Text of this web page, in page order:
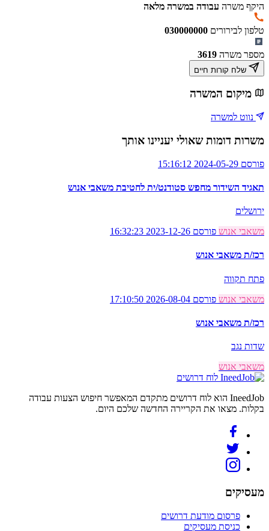
היקף משרה עבודה במשרה מלאה
טלפון לבירורים 030000000
מספר משרה 3619
מיקום המשרה
נווט למשרה
משרות דומות שאולי יעניינו אותך
פורסם 2024-05-29 15:16:12
תאגיד השידור מחפש סטודנט/ית לחטיבת משאבי אנוש
ירושלים
משאבי אנוש פורסם 2023-12-26 16:32:23
רכז/ת משאבי אנוש
פתח תקווה
משאבי אנוש פורסם 2026-08-04 17:10:50
רכז/ת משאבי אנוש
שדות נגב
משאבי אנוש
לוח דרושים
IneedJob הוא לוח דרושים מתקדם המאפשר חיפוש הצעות עבודה
בקלות. מצאו את הקריירה החדשה שלכם היום.
מעסיקים
פרסום מודעת דרושים
כניסת מעסיקים